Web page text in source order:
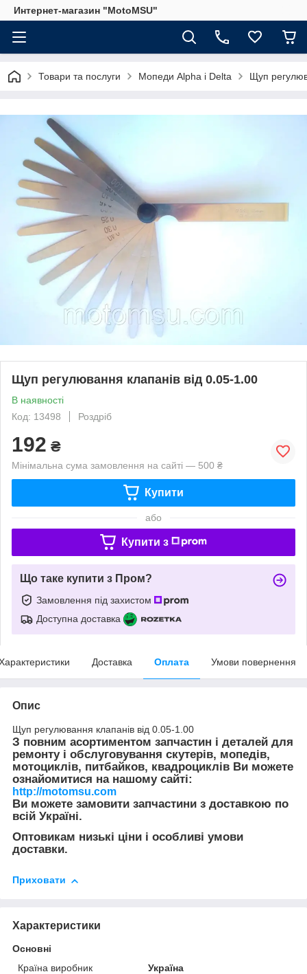
Интернет-магазин "MotoMSU"
Товари та послуги Мопеди Alpha і Delta Щуп
Щуп регулювання клапанів від 0.05-1.00
В наявності
Код: 13498
Роздріб
192 ₴
Мінімальна сума замовлення на сайті — 500 ₴
Купити
або
Купити з
Що таке купити з Пром?
Замовлення під захистом
Доступна доставка
Доставка Оплата Умови повернення
Опис
Щуп регулювання клапанів від 0.05-1.00
З повним асортиментом запчастин і деталей для
ремонту і обслуговування скутерів, мопедів,
мотоциклів, питбайков, квадроциклів Ви можете
ознайомитися на нашому сайті:
http://motomsu.com
Ви можете замовити запчастини з доставкою по
всій Україні.
Оптовикам низькі ціни і особливі умови
доставки.
Приховати
Характеристики
Основні
Країна виробник
Україна